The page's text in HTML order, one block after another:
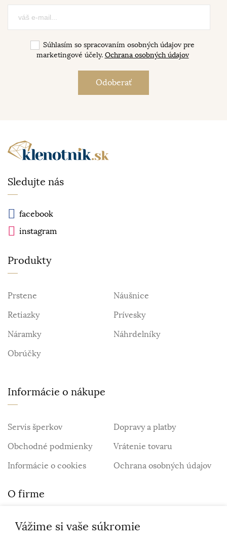
Súhlasím so spracovaním osobných údajov pre
marketingové účely. Ochrana osobných údajov
Sledujte nás
facebook
instagram
Produkty
Prstene
Náušnice
Retiazky
Prívesky
Náramky
Náhrdelníky
Obrúčky
Informácie o nákupe
Servis šperkov
Dopravy a platby
Obchodné podmienky
Vrátenie tovaru
Informácie o cookies
Ochrana osobných údajov
O firme
Personalizovaný šperk O nás
Vážime si vaše súkromie